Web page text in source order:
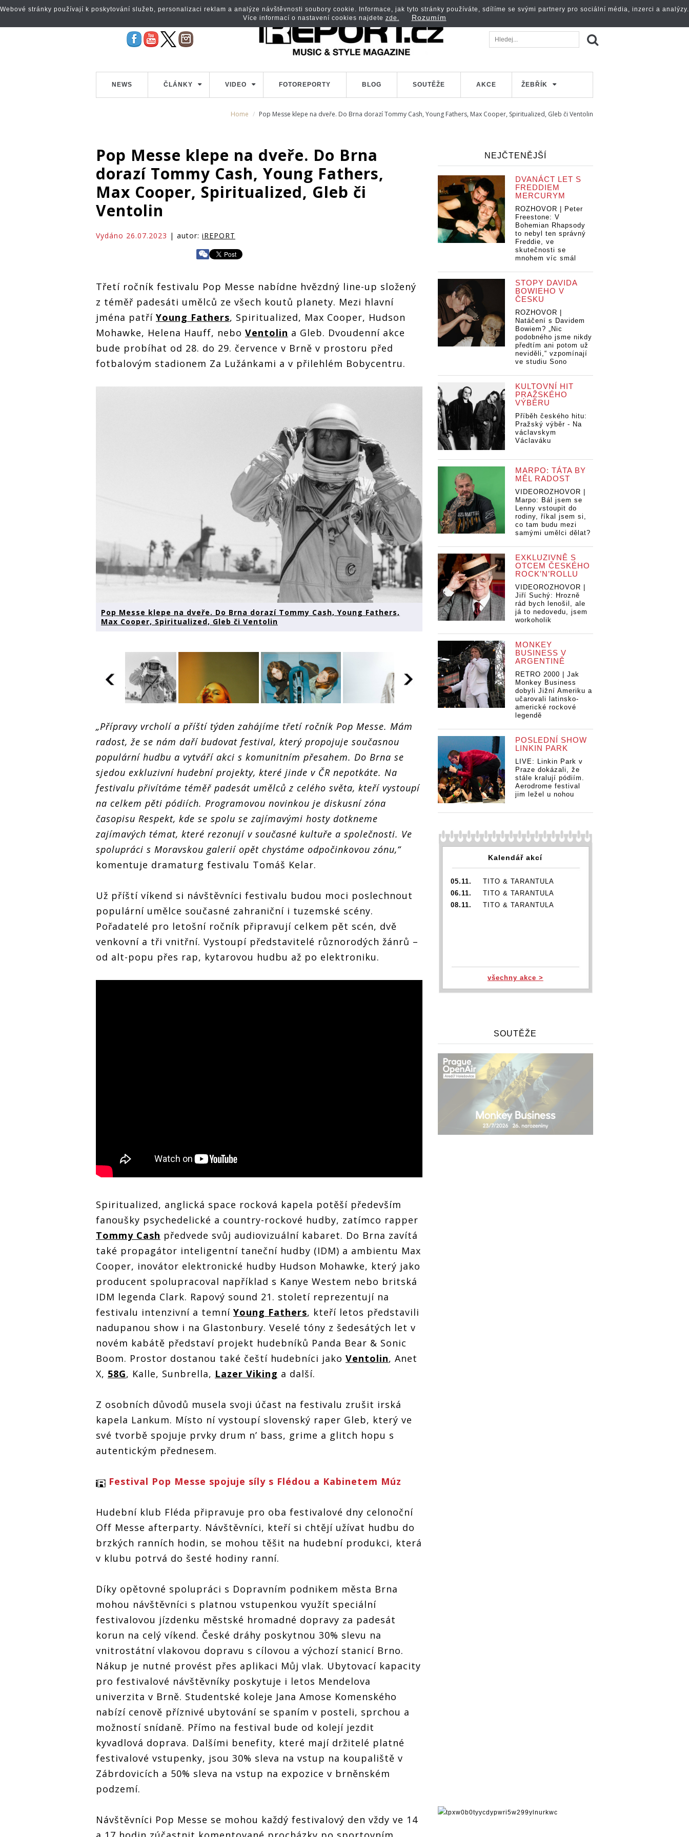
NEWS ČLÁNKY VIDEO FOTOREPORTY BLOG SOUTĚŽE AKCE ŽEBŘÍK
Home Pop Messe klepe na dveře. Do Brna dorazí Tommy Cash, Young Fathers, Max Cooper, Spiritualized, Gleb či Ventolin
Pop Messe klepe na dveře. Do Brna
dorazí Tommy Cash, Young Fathers,
Max Cooper, Spiritualized, Gleb či
Ventolin
Vydáno 26.07.2023 | autor: iREPORT
Třetí ročník festivalu Pop Messe nabídne hvězdný line-up složený
z téměř padesáti umělců ze všech koutů planety. Mezi hlavní
jména patří Young Fathers, Spiritualized, Max Cooper, Hudson
Mohawke, Helena Hauff, nebo Ventolin a Gleb. Dvoudenní akce
bude probíhat od 28. do 29. července v Brně v prostoru před
fotbalovým stadionem Za Lužánkami a v přilehlém Bobycentru.
Pop Messe klepe na dveře. Do Brna dorazí Tommy Cash, Young Fathers,
Max Cooper, Spiritualized, Gleb či Ventolin
na dveře. Do
Brna dorazí
Tommy Cash,
Young Fathers,
Max Cooper,
Spiritualized,
Gleb či Ventolin
Pop Messe klepe
na dveře. Do
Brna dorazí
Tommy Cash,
Young Fathers,
Max Cooper,
Spiritualized,
Gleb či Ventolin
Pop Messe klepe
Brna dorazí
Tommy Cash,
Young Fathers,
Max Cooper,
Spiritualized,
Gleb či Ventolin
Pop Messe klepe
na dveře. Do
Brna dorazí
Young Fathers,
Max Cooper,
Spiritualized,
Gleb či Ventolin
Pop Messe klepe
na dveře. Do
Brna dorazí
Tommy Cash,
Young Fathers,
Max Cooper,
Spiritualized,
Pop Messe klepe
na dveře. Do
Brna dorazí
Tommy Cash,
Young Fathers,
Max Cooper,
Spiritualized,
„Přípravy vrcholí a příští týden zahájíme třetí ročník Pop Messe. Mám
radost, že se nám daří budovat festival, který propojuje současnou
populární hudbu a vytváří akci s komunitním přesahem. Do Brna se
sjedou exkluzivní hudební projekty, které jinde v ČR nepotkáte. Na
festivalu přivítáme téměř padesát umělců z celého světa, kteří vystoupí
na celkem pěti pódiích. Programovou novinkou je diskusní zóna
časopisu Respekt, kde se spolu se zajímavými hosty dotkneme
zajímavých témat, které rezonují v současné kultuře a společnosti. Ve
spolupráci s Moravskou galerií opět chystáme odpočinkovou zónu,“
komentuje dramaturg festivalu Tomáš Kelar.
Už příští víkend si návštěvníci festivalu budou moci poslechnout
populární umělce současné zahraniční i tuzemské scény.
Pořadatelé pro letošní ročník připravují celkem pět scén, dvě
venkovní a tři vnitřní. Vystoupí představitelé různorodých žánrů –
od alt-popu přes rap, kytarovou hudbu až po elektroniku.
Spiritualized, anglická space rocková kapela potěší především
fanoušky psychedelické a country-rockové hudby, zatímco rapper
Tommy Cash předvede svůj audiovizuální kabaret. Do Brna zavítá
také propagátor inteligentní taneční hudby (IDM) a ambientu Max
Cooper, inovátor elektronické hudby Hudson Mohawke, který jako
producent spolupracoval například s Kanye Westem nebo britská
IDM legenda Clark. Rapový sound 21. století reprezentují na
festivalu intenzivní a temní Young Fathers, kteří letos představili
nadupanou show i na Glastonbury. Veselé tóny z šedesátých let v
novém kabátě představí projekt hudebníků Panda Bear & Sonic
Boom. Prostor dostanou také čeští hudebníci jako Ventolin, Anet
X, 58G, Kalle, Sunbrella, Lazer Viking a další.
Z osobních důvodů musela svoji účast na festivalu zrušit irská
kapela Lankum. Místo ní vystoupí slovenský raper Gleb, který ve
své tvorbě spojuje prvky drum n’ bass, grime a glitch hopu s
autentickým přednesem.
Festival Pop Messe spojuje síly s Flédou a Kabinetem Múz
Hudební klub Fléda připravuje pro oba festivalové dny celonoční
Off Messe afterparty. Návštěvníci, kteří si chtějí užívat hudbu do
brzkých ranních hodin, se mohou těšit na hudební produkci, která
v klubu potrvá do šesté hodiny ranní.
Díky opětovné spolupráci s Dopravním podnikem města Brna
mohou návštěvníci s platnou vstupenkou využít speciální
festivalovou jízdenku městské hromadné dopravy za padesát
korun na celý víkend. České dráhy poskytnou 30% slevu na
vnitrostátní vlakovou dopravu s cílovou a výchozí stanicí Brno.
Nákup je nutné provést přes aplikaci Můj vlak. Ubytovací kapacity
pro festivalové návštěvníky poskytuje i letos Mendelova
univerzita v Brně. Studentské koleje Jana Amose Komenského
nabízí cenově příznivé ubytování se spaním v posteli, sprchou a
možností snídaně. Přímo na festival bude od kolejí jezdit
kyvadlová doprava. Dalšími benefity, které mají držitelé platné
festivalové vstupenky, jsou 30% sleva na vstup na koupaliště v
Zábrdovicích a 50% sleva na vstup na expozice v brněnském
podzemí.
Návštěvníci Pop Messe se mohou každý festivalový den vždy ve 14
NEJČTENĚJŠÍ
DVANÁCT LET S
FREDDIEM
MERCURYM
ROZHOVOR | Peter
Freestone: V
Bohemian Rhapsody
to nebyl ten správný
Freddie, ve
skutečnosti se
mnohem víc smál
STOPY DAVIDA
BOWIEHO V
ČESKU
ROZHOVOR |
Natáčení s Davidem
Bowiem? „Nic
podobného jsme nikdy
předtím ani potom už
neviděli,“ vzpomínají
ve studiu Sono
KULTOVNÍ HIT
PRAŽSKÉHO
VÝBĚRU
Příběh českého hitu:
Pražský výběr - Na
václavskym
Václaváku
MARPO: TÁTA BY
MĚL RADOST
VIDEOROZHOVOR |
Marpo: Bál jsem se
Lenny vstoupit do
rodiny, říkal jsem si,
co tam budu mezi
samými umělci dělat?
EXKLUZIVNĚ S
OTCEM ČESKÉHO
ROCK’N’ROLLU
VIDEOROZHOVOR |
Jiří Suchý: Hrozně
rád bych lenošil, ale
já to nedovedu, jsem
workoholik
MONKEY
BUSINESS V
ARGENTINĚ
RETRO 2000 | Jak
Monkey Business
dobyli Jižní Ameriku a
učarovali latinsko-
americké rockové
legendě
POSLEDNÍ SHOW
LINKIN PARK
LIVE: Linkin Park v
Praze dokázali, že
stále kralují pódiím.
Aerodrome festival
jim ležel u nohou
Kalendář akcí
05.11.
TITO & TARANTULA
06.11.
TITO & TARANTULA
08.11.
TITO & TARANTULA
všechny akce >
SOUTĚŽE
Webové stránky používají k poskytování služeb, personalizaci reklam a analýze návštěvnosti soubory cookie. Informace, jak tyto stránky používáte, sdílíme se svými partnery pro sociální média, inzerci a analýzy.
Více informací o nastavení cookies najdete zde. Rozumím